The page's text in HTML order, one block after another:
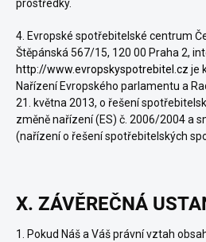
prostředky.
4. Evropské spotřebitelské centrum
Štěpánská 567/15, 120 00 Praha 2,
http://www.evropskyspotrebitel.cz je
Nařízení Evropského parlamentu a
21. května 2013, o řešení
změně nařízení (ES) č. 2006/2004 a
(nařízení o řešení spotřebitelských
X. ZÁVĚREČNÁ
1. Pokud Náš a Váš právní vztah